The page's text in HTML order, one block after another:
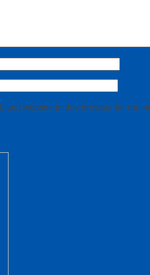
and website in this browser for the